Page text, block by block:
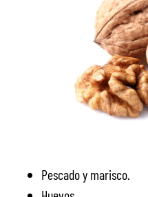
Pescado y marisco.